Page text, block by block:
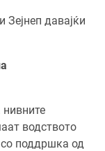
Зејнеп давајќи
нивните
водството
со поддршка од